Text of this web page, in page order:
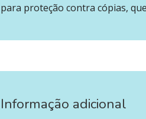
para proteção contra cópias,
Informação adicional